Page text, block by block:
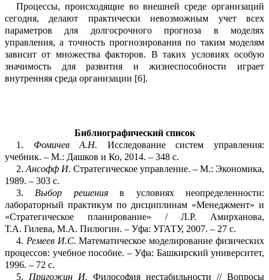
Процессы, происходящие во внешней среде организаций
сегодня, делают практически невозможным учет всех
параметров для долгосрочного прогноза в моделях
управления, а точность прогнозирования по таким моделям
зависит от множества факторов. В таких условиях особую
значимость для развития и жизнеспособностииграет
внутренняя среда организации [6].
Библиографический список
1.
Фомичев А.Н. Исследование систем управления:
учебник. – М.: Дашков и Ко, 2014. – 348 с.
2. Ансофф И. Стратегическое управление. –М.: Экономика,
1989. – 303 с.
3.
Выбор решенияв условиях неопределенности:
лабораторный практикум по дисциплинам «Менеджмент» и
«Стратегическое планирование» / Л.Р.
Амирханова,
Т.А. Гилева, М.А. Пилюгин. – Уфа: УГАТУ, 2007. – 27 с.
4. Ремеев И.С. Математическое моделирование физических
процессов: учебное пособие. – Уфа: Башкирский университет,
1996. – 72 с.
5.
Пригожин И. Философия нестабильности // Вопросы